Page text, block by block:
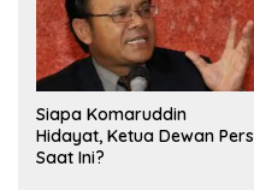
Siapa Komaruddin
Hidayat, Ketua Dewan Pers
Saat Ini?